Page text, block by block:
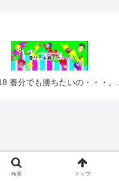
養分でも勝ちたいの・・・。.
検索 トップ